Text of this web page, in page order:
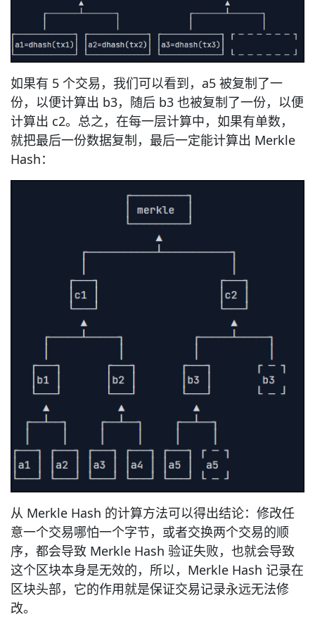
如果有 5 个交易，我们可以看到，a5 被复制了一
份，以便计算出 b3，随后 b3 也被复制了一份，以便
计算出 c2。总之，在每一层计算中，如果有单数，
就把最后一份数据复制，最后一定能计算出 Merkle
Hash：
从 Merkle Hash 的计算方法可以得出结论：修改任
意一个交易哪怕一个字节，或者交换两个交易的顺
序，都会导致 Merkle Hash 验证失败，也就会导致
这个区块本身是无效的，所以，Merkle Hash 记录在
区块头部，它的作用就是保证交易记录永远无法修
改。